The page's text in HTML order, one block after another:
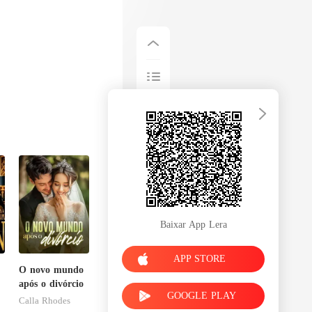
O novo mundo
após o divórcio
Calla Rhodes
Baixar App Lera
APP STORE
GOOGLE PLAY